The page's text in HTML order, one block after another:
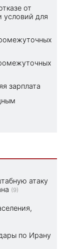
от
условий для
зарплата
атаку
(9)
по Ирану